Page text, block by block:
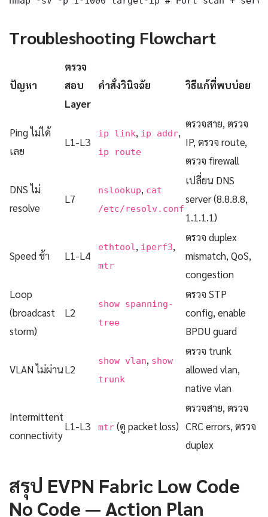
Troubleshooting Flowchart
ปัญหา
ตรวจ
สอบ
Layer
คำสั่งวินิจฉัย วิธีแก้ที่พบบ่อย
Ping ไม่ได้
เลย
L1-L3
ip link, ip addr,
ip route
ตรวจสาย, ตรวจ
IP, ตรวจ route,
ตรวจ firewall
DNS ไม่
resolve
L7
nslookup, cat
/etc/resolv.conf
เปลี่ยน DNS
server (8.8.8.8,
1.1.1.1)
Speed ช้า L1-L4
ethtool , iperf3,
mtr
ตรวจ duplex
mismatch, QoS,
congestion
Loop
(broadcast
storm)
L2
show spanning-
tree
ตรวจ STP
config, enable
BPDU guard
VLAN ไม่ผ่านL2
show vlan, show
trunk
ตรวจ trunk
allowed vlan,
native vlan
Intermittent
connectivity
L1-L3 mtr (ดู packet loss)
ตรวจสาย, ตรวจ
CRC errors, ตรวจ
duplex
สรุป EVPN Fabric Low Code
No Code — Action Plan